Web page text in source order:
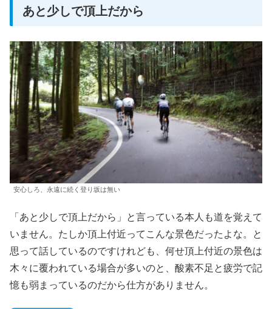
あと少しで頂上だから
安心しろ、永遠に続く登り坂は無い
「あと少しで頂上だから」と言っている本人も道を覚えて
いません。たしか頂上付近ってこんな景色だったよな。と
思って話しているのですけれども、何せ頂上付近の景色は
木々に覆われている場合が多いのと、酸素不足と疲労で記
憶も弱まっているのだから仕方がありません。